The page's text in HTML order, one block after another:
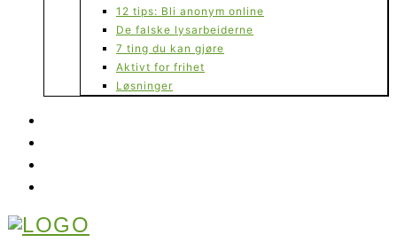
12 tips: Bli anonym online
De falske lysarbeiderne
7 ting du kan gjøre
Aktivt for frihet
Løsninger